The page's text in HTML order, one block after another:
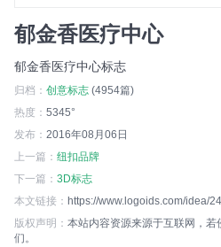
郁金香医疗中心
郁金香医疗中心标志
归档： 创意标志 (4954篇)
热度： 5345°
发布： 2016年08月06日
上一篇： 纽扣品牌
下一篇： 3D标志
本文链接： https://www.logoids.com/idea/
版权声明： 本站内容资源来源于互联网，
们。